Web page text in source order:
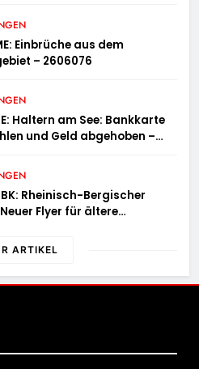
möglich
Einbrüche aus dem
– 2606076
Haltern am See: Bankkarte
und Geld abgehoben –
Rheinisch-Bergischer
Flyer für ältere
ARTIKEL